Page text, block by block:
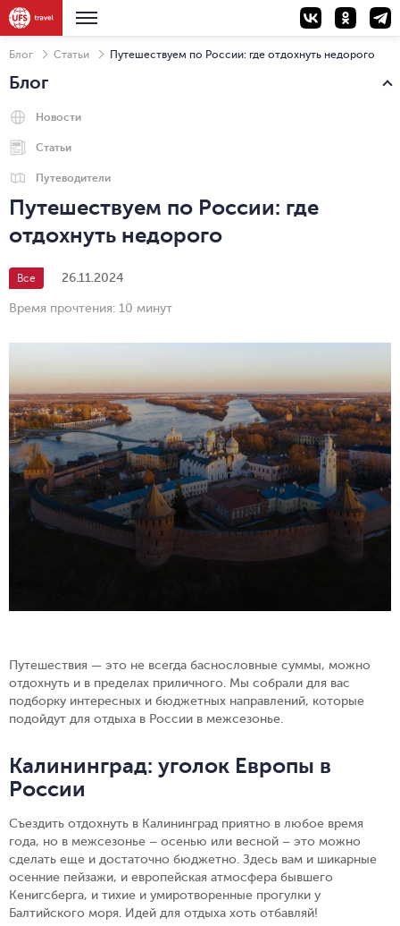
Блог Статьи Путешествуем по России: где отдохнуть недорого
Блог
Новости
Статьи
Путеводители
Путешествуем по России: где
отдохнуть недорого
Все 26.11.2024
Время прочтения: 10 минут
Путешествия — это не всегда баснословные суммы, можно
отдохнуть и в пределах приличного. Мы собрали для вас
подборку интересных и бюджетных направлений, которые
подойдут для отдыха в России в межсезонье.
Калининград: уголок Европы в
России
Съездить отдохнуть в Калининград приятно в любое время
года, но в межсезонье – осенью или весной – это можно
сделать еще и достаточно бюджетно. Здесь вам и шикарные
осенние пейзажи, и европейская атмосфера бывшего
Кенигсберга, и тихие и умиротворенные прогулки у
Балтийского моря. Идей для отдыха хоть отбавляй!